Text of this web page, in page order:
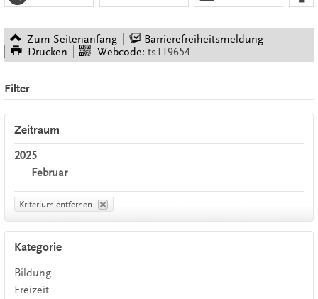
Zum Seitenanfang
Barrierefreiheitsmeldung
Drucken
Webcode: ts119654
Filter
Zeitraum
2025
Februar
Kriterium entfernen
Kategorie
Bildung
Freizeit